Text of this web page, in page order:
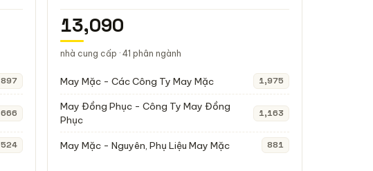
897
666
524
13,090
nhà cung cấp · 41 phân ngành
May Mặc - Các Công Ty May Mặc 1,975
May Đồng Phục - Công Ty May Đồng
Phục
1,163
May Mặc - Nguyên, Phụ Liệu May Mặc 881